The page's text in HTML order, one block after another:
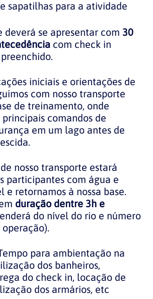
sapatilhas para a atividade
deverá se apresentar com 30
com check in
iniciais e orientações de
com nosso transporte
de treinamento, onde
comandos de
em um lago antes de
nosso transporte estará
participantes com água e
e retornamos à nossa base.
duração dentre 3h e
do nível do rio e número
operação).
para ambientação na
dos banheiros,
do check in, locação de
dos armários, etc